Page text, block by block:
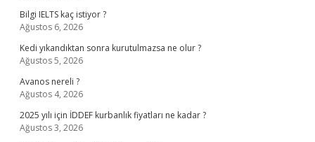
Bilgi IELTS kaç istiyor ?
Ağustos 6, 2026
Kedi yıkandıktan sonra kurutulmazsa ne olur ?
Ağustos 5, 2026
Avanos nereli ?
Ağustos 4, 2026
2025 yılı için İDDEF kurbanlık fiyatları ne kadar ?
Ağustos 3, 2026